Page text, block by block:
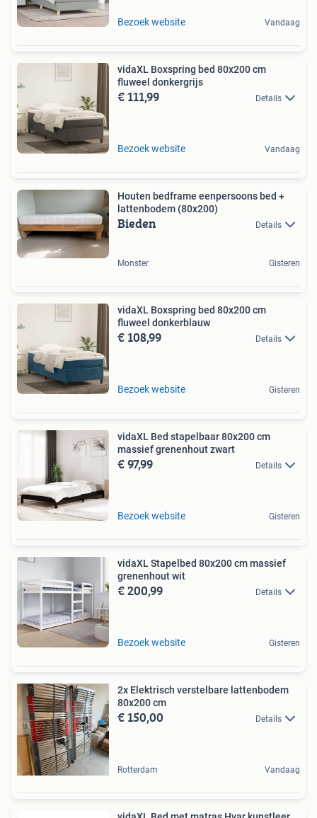
Bezoek website Vandaag
vidaXL Boxspring bed 80x200 cm
fluweel donkergrijs
€ 111,99 Details
Bezoek website Vandaag
Houten bedframe eenpersoons bed +
lattenbodem (80x200)
Bieden Details
Monster Gisteren
vidaXL Boxspring bed 80x200 cm
fluweel donkerblauw
€ 108,99 Details
Bezoek website Gisteren
vidaXL Bed stapelbaar 80x200 cm
massief grenenhout zwart
€ 97,99 Details
Bezoek website Gisteren
vidaXL Stapelbed 80x200 cm massief
grenenhout wit
€ 200,99 Details
Bezoek website Gisteren
2x Elektrisch verstelbare lattenbodem
80x200 cm
€ 150,00 Details
Rotterdam Vandaag